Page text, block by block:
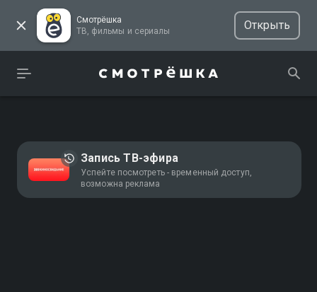
Смотрёшка
ТВ, фильмы и сериалы
Открыть
Запись ТВ-эфира
Успейте посмотреть - временный доступ,
возможна реклама